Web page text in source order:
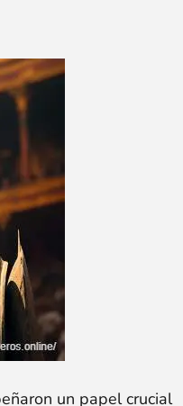
un papel crucial